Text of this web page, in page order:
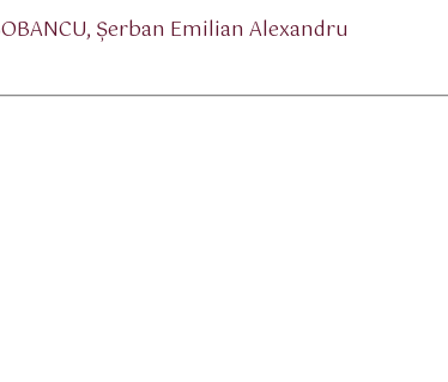
Şerban Emilian Alexandru